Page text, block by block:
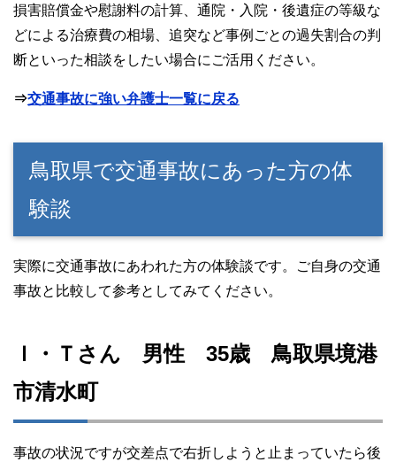
損害賠償金や慰謝料の計算、通院・入院・後遺症の等級な
どによる治療費の相場、追突など事例ごとの過失割合の判
断といった相談をしたい場合にご活用ください。
⇒交通事故に強い弁護士一覧に戻る
鳥取県で交通事故にあった方の体
験談
実際に交通事故にあわれた方の体験談です。ご自身の交通
事故と比較して参考としてみてください。
Ｉ・Ｔさん 男性 35歳 鳥取県境港
市清水町
事故の状況ですが交差点で右折しようと止まっていたら後